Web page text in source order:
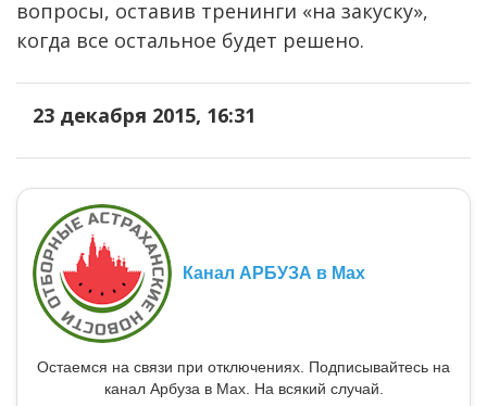
вопросы, оставив тренинги «на закуску»,
когда все остальное будет решено.
23 декабря 2015, 16:31
Канал АРБУЗА в Max
Остаемся на связи при отключениях. Подписывайтесь на
канал Арбуза в Max. На всякий случай.